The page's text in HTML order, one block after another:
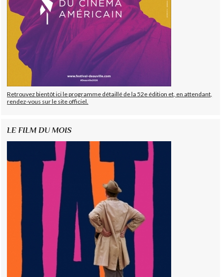
Retrouvez bientôt ici le programme détaillé de la 52e édition et, en attendant,
rendez-vous sur le site officiel.
LE FILM DU MOIS